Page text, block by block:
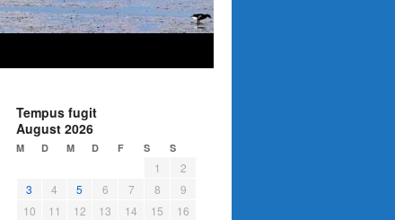
Tempus fugit
August 2026
M D M D F S S
1
2
3
4 5 6 7 8
9
10
11 12 13 14 15
16